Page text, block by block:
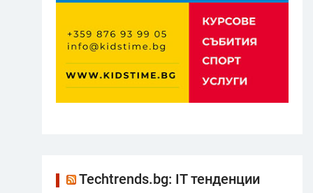
Techtrends.bg: IT тенденции